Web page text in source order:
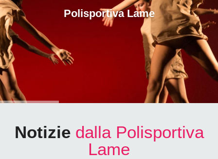
Polisportiva Lame
Notizie dalla Polisportiva
Lame